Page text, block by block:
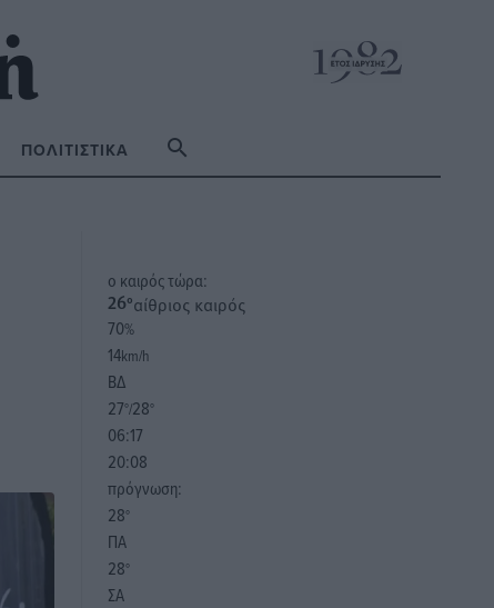
ΠΟΛΙΤΙΣΤΙΚΆ
o καιρός τώρα:
26°αίθριος καιρός
70%
14km/h
ΒΔ
27°/28°
06:17
20:08
πρόγνωση:
28°
ΠΑ
28°
ΣΑ